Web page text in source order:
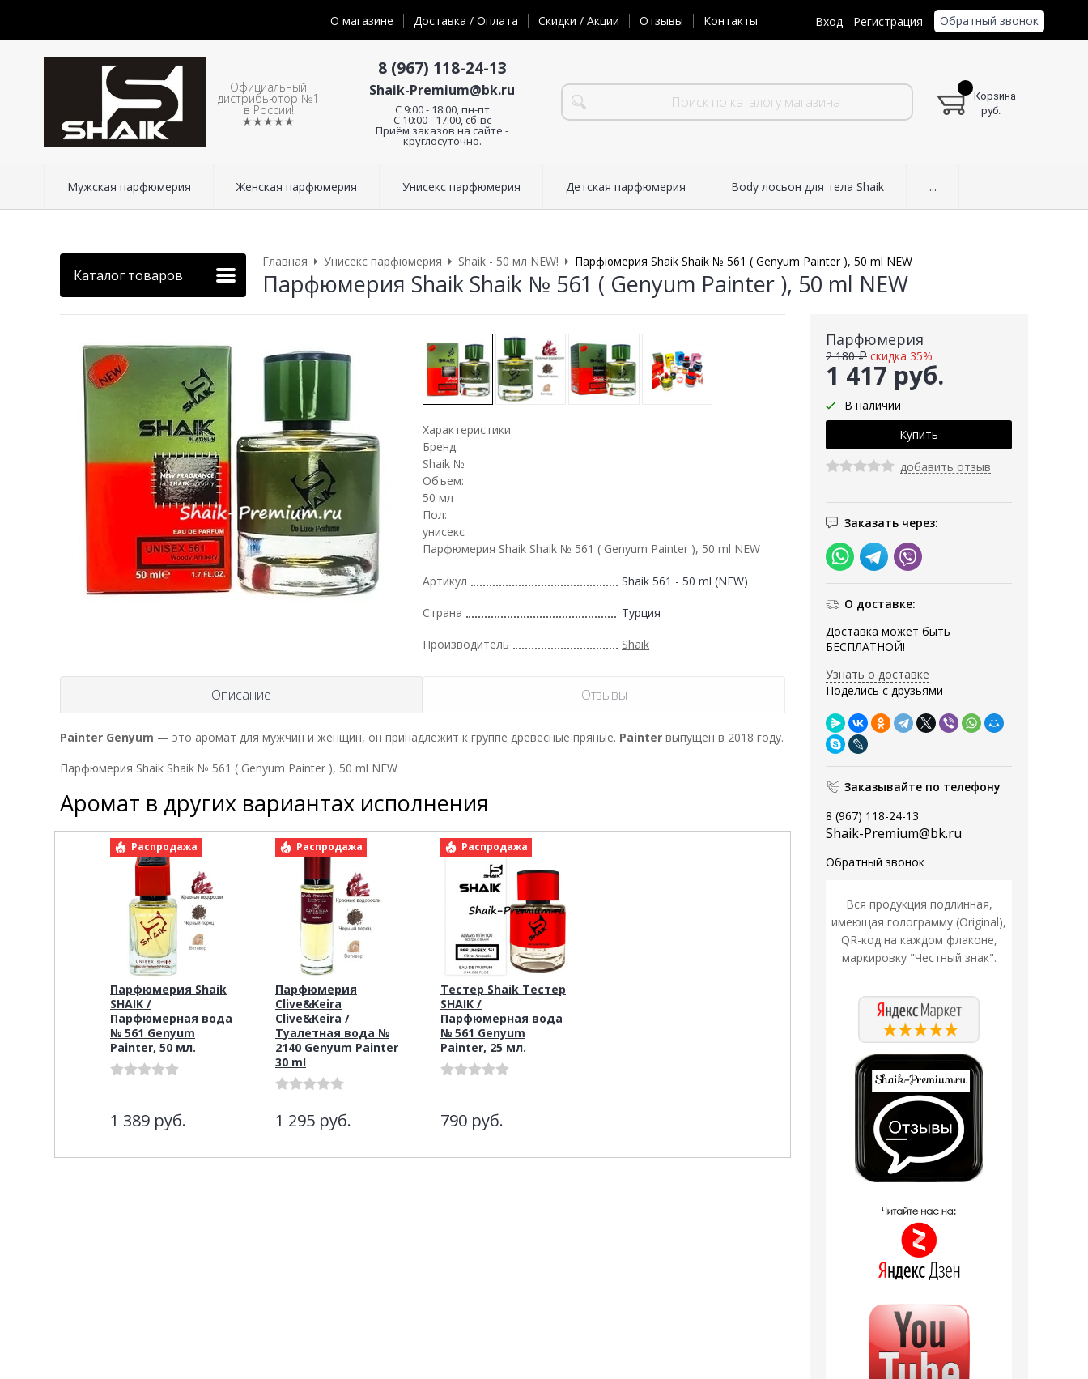
О магазине Доставка / Оплата Скидки / Акции Отзывы Контакты Вход Регистрация Обратный звонок
Официальный
дистрибьютор №1
в России!
★★★★★
8 (967) 118-24-13
Shaik-Premium@bk.ru
C 9:00 - 18:00, пн-пт
С 10:00 - 17:00, сб-вс
Приём заказов на сайте -
круглосуточно.
Корзина
руб.
Мужская парфюмерия Женская парфюмерия Унисекс парфюмерия Детская парфюмерия Body лосьон для тела Shaik ...
Каталог товаров
Главная Унисекс парфюмерия Shaik - 50 мл NEW! Парфюмерия Shaik Shaik № 561 ( Genyum Painter ), 50 ml NEW
Парфюмерия Shaik Shaik № 561 ( Genyum Painter ), 50 ml NEW
Парфюмерия
1 417 руб.
2 180 ₽ скидка 35%
В наличии
добавить отзыв
Заказать через:
О доставке:
Доставка может быть
БЕСПЛАТНОЙ!
Узнать о доставке
Поделись с друзьями
Заказывайте по телефону
8 (967) 118-24-13
Shaik-Premium@bk.ru
Обратный звонок
Вся продукция подлинная,
имеющая голограмму (Original),
QR-код на каждом флаконе,
маркировку "Честный знак".
Характеристики
Бренд:
Shaik №
Объем:
50 мл
Пол:
унисекс
Парфюмерия Shaik Shaik № 561 ( Genyum Painter ), 50 ml NEW
Артикул Shaik 561 - 50 ml (NEW)
Страна Турция
Производитель Shaik
Описание Отзывы
Painter Genyum — это аромат для мужчин и женщин, он принадлежит к группе древесные пряные. Painter выпущен в 2018 году.
Парфюмерия Shaik Shaik № 561 ( Genyum Painter ), 50 ml NEW
Аромат в других вариантах исполнения
Распродажа
Парфюмерия Shaik
SHAIK /
Парфюмерная вода
№ 561 Genyum
Painter, 50 мл.
1 389 руб.
Распродажа
Парфюмерия
Clive&Keira
Clive&Keira /
Туалетная вода №
2140 Genyum Painter
30 ml
1 295 руб.
Распродажа
Тестер Shaik Тестер
SHAIK /
Парфюмерная вода
№ 561 Genyum
Painter, 25 мл.
790 руб.